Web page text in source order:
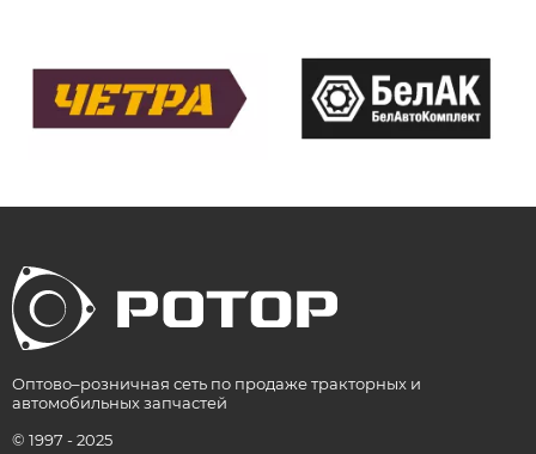
Оптово–розничная сеть по продаже тракторных и
автомобильных запчастей
© 1997 - 2025